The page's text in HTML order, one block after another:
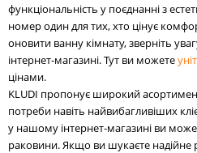
функціональність у поєднанні з
номер один для тих, хто цінує
оновити ванну кімнату, зверніть
інтернет-магазині. Тут ви можете
цінами.
KLUDI пропонує широкий
потреби навіть найвибагливіших
у нашому інтернет-магазині ви
раковини. Якщо ви шукаєте надійне